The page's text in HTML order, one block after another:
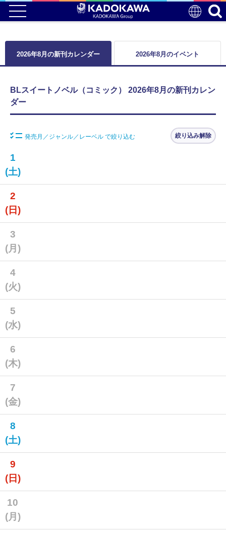
2026年8月の新刊カレンダー 2026年8月のイベント
BLスイートノベル（コミック） 2026年8月の新刊カレン
ダー
発売月／ジャンル／レーベル で絞り込む 絞り込み解除
1
(土)
2
(日)
3
(月)
4
(火)
5
(水)
6
(木)
7
(金)
8
(土)
9
(日)
10
(月)